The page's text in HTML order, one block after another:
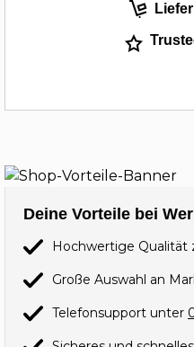
Deine Vorteile bei
Hochwertige Qualität
Große Auswahl an
Telefonsupport unter